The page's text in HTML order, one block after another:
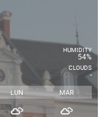
HUMIDITY
54%
CLOUDS
-
LUN MAR